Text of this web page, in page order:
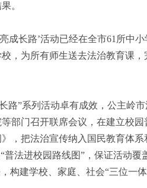
。
成长路’活动已经在全市61所中
，为所有师生送去法治教育课
”系列活动卓有成效，公主岭市
部门召开联席会议，在建立校
，把法治宣传纳入国民教育体
普法进校园路线图”，保证活动
构建学校、家庭、社会“三位一体